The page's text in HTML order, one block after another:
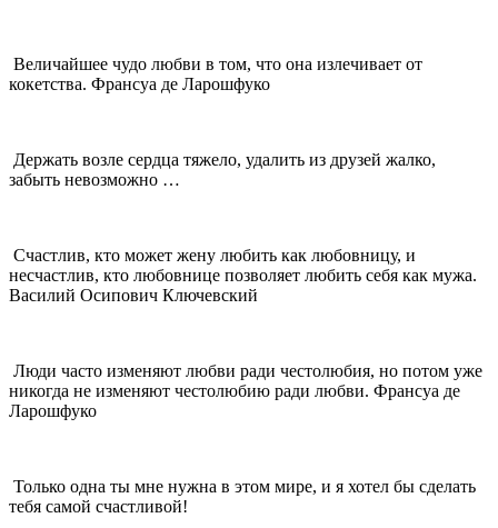
Величайшее чудо любви в том, что она излечивает от
кокетства. Франсуа де Ларошфуко
Держать возле сердца тяжело, удалить из друзей жалко,
забыть невозможно …
Счастлив, кто может жену любить как любовницу, и
несчастлив, кто любовнице позволяет любить себя как мужа.
Василий Осипович Ключевский
Люди часто изменяют любви ради честолюбия, но потом уже
никогда не изменяют честолюбию ради любви. Франсуа де
Ларошфуко
Только одна ты мне нужна в этом мире, и я хотел бы сделать
тебя самой счастливой!